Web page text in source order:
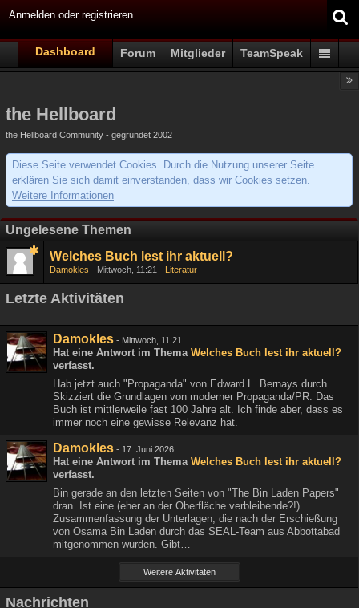
Anmelden oder registrieren
Dashboard Forum Mitglieder TeamSpeak
the Hellboard
the Hellboard Community - gegründet 2002
Diese Seite verwendet Cookies. Durch die Nutzung unserer Seite
erklären Sie sich damit einverstanden, dass wir Cookies setzen.
Weitere Informationen
Ungelesene Themen
Welches Buch lest ihr aktuell?
Damokles Mittwoch, 11:21 Literatur
Letzte Aktivitäten
Damokles - Mittwoch, 11:21
Hat eine Antwort im Thema Welches Buch lest ihr aktuell?
verfasst.
Hab jetzt auch "Propaganda" von Edward L. Bernays durch.
Skizziert die Grundlagen von moderner Propaganda/PR. Das
Buch ist mittlerweile fast 100 Jahre alt. Ich finde aber, dass es
immer noch eine gewisse Relevanz hat.
Damokles - 17. Juni 2026
Hat eine Antwort im Thema Welches Buch lest ihr aktuell?
verfasst.
Bin gerade an den letzten Seiten von "The Bin Laden Papers"
dran. Ist eine (eher an der Oberfläche verbleibende?!)
Zusammenfassung der Unterlagen, die nach der Erschießung
von Osama Bin Laden durch das SEAL-Team aus Abbottabad
mitgenommen wurden. Gibt…
Weitere Aktivitäten
Nachrichten